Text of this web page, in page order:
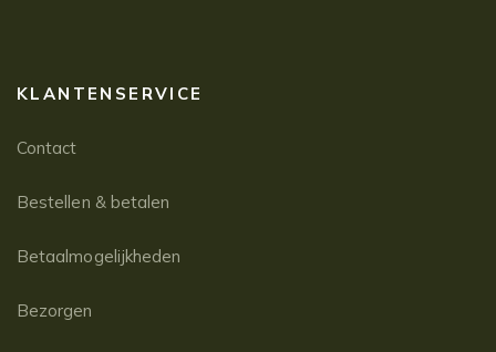
KLANTENSERVICE
Contact
Bestellen & betalen
Betaalmogelijkheden
Bezorgen